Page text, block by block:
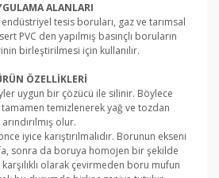
ALANLARI
tesis boruları, gaz ve tarımsal
PVC den yapılmış basınçlı boruların
birleştirilmesi için kullanılır.
ÖZELLİKLERİ
uygun bir çözücü ile silinir. Böylece
tamamen temizlenerek yağ ve tozdan
arındırılmış olur.
iyice karıştırılmalıdır. Borunun ekseni
sonra da boruya homojen bir şekilde
olarak çevirmeden boru mufun